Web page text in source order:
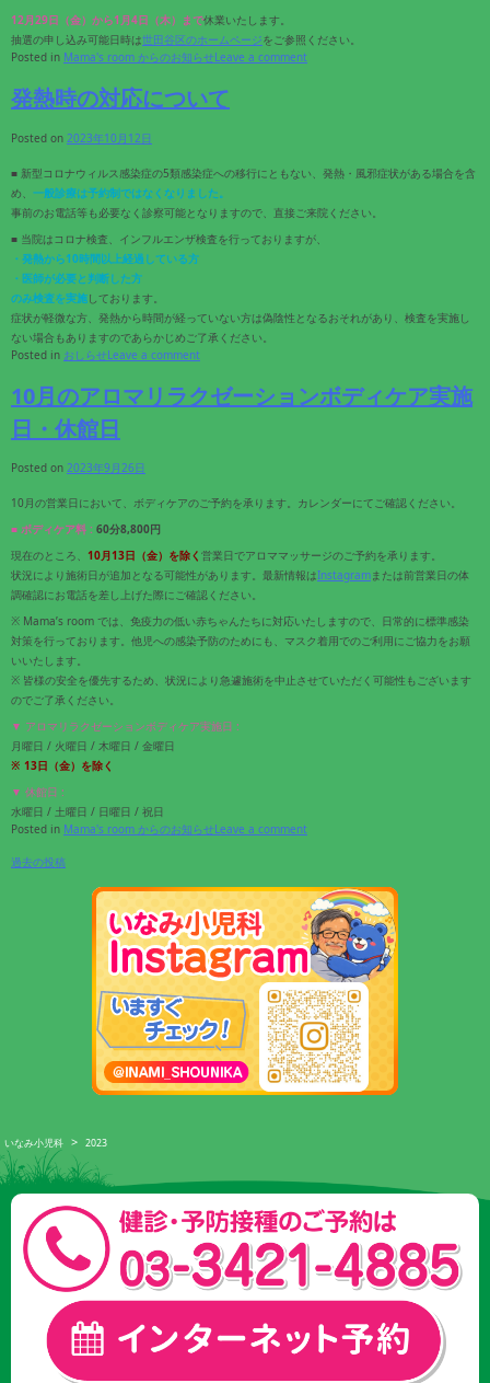
12月29日（金）から1月4日（木）まで休業いたします。
抽選の申し込み可能日時は世田谷区のホームページをご参照ください。
Posted in Mama's room からのお知らせLeave a comment
発熱時の対応について
Posted on 2023年10月12日
■ 新型コロナウィルス感染症の5類感染症への移行にともない、発熱・風邪症状がある場合を含
め、 一般診療は予約制ではなくなりました。
事前のお電話等も必要なく診察可能となりますので、直接ご来院ください。
■ 当院はコロナ検査、インフルエンザ検査を行っておりますが、
・発熱から10時間以上経過している方
・医師が必要と判断した方
のみ検査を実施しております。
症状が軽微な方、発熱から時間が経っていない方は偽陰性となるおそれがあり、検査を実施し
ない場合もありますのであらかじめご了承ください。
Posted in おしらせLeave a comment
10月のアロマリラクゼーションボディケア実施
日・休館日
Posted on 2023年9月26日
10月の営業日において、ボディケアのご予約を承ります。カレンダーにてご確認ください。
■ ボディケア料 : 60分8,800円
現在のところ、 10月13日（金） を除く 営業日でアロママッサージのご予約を承ります。
状況により施術日が追加となる可能性があります。最新情報はInstagramまたは前営業日の体
調確認にお電話を差し上げた際にご確認ください。
※ Mama’s room では、免疫力の低い赤ちゃんたちに対応いたしますので、日常的に標準感染
対策を行っております。他児への感染予防のためにも、マスク着用でのご利用にご協力をお願
いいたします。
※ 皆様の安全を優先するため、状況により急遽施術を中止させていただく可能性もございます
のでご了承ください。
▼ アロマリラクゼーションボディケア実施日 :
月曜日 / 火曜日 / 木曜日 / 金曜日
※ 13日（金） を除く
▼ 休館日 :
水曜日 / 土曜日 / 日曜日 / 祝日
Posted in Mama's room からのお知らせLeave a comment
過去の投稿
いなみ小児科 > 2023